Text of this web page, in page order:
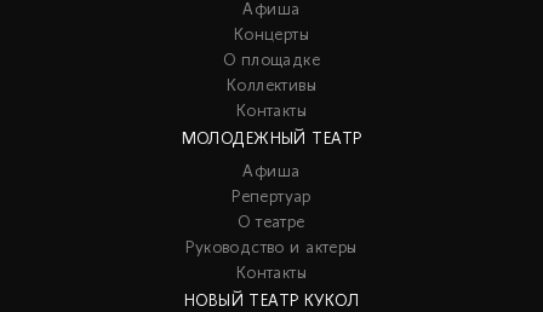
Афиша
Концерты
О площадке
Коллективы
Контакты
МОЛОДЕЖНЫЙ ТЕАТР
Афиша
Репертуар
О театре
Руководство и актеры
Контакты
НОВЫЙ ТЕАТР КУКОЛ